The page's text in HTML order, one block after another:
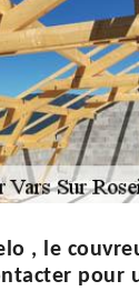
, le
pour